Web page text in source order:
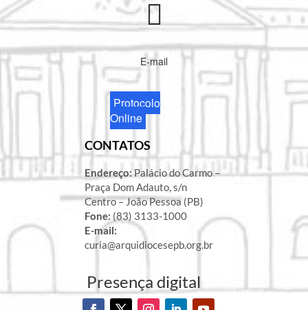
E-mail
Protocolo
Online
CONTATOS
Endereço:Palácio do Carmo –
Praça Dom Adauto, s/n
Centro – João Pessoa (PB)
Fone: (83) 3133-1000
E-mail:
curia@arquidiocesepb.org.br
Presença digital